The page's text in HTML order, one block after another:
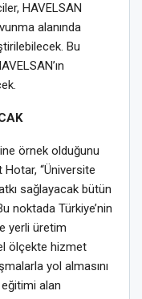
HAVELSAN
alanında
Bu
örnek olduğunu
Hotar, “Üniversite
sağlayacak bütün
noktada Türkiye’nin
yerli üretim
ölçekte hizmet
yol almasını
alan